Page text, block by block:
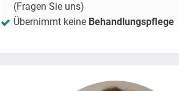
(Fragen Sie uns)
Übernimmt keine Behandlungspflege